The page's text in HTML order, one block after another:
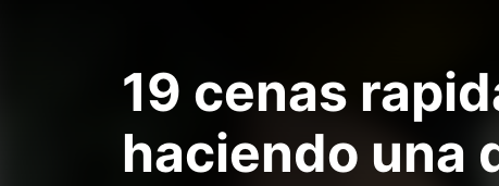
19 cenas
haciendo una